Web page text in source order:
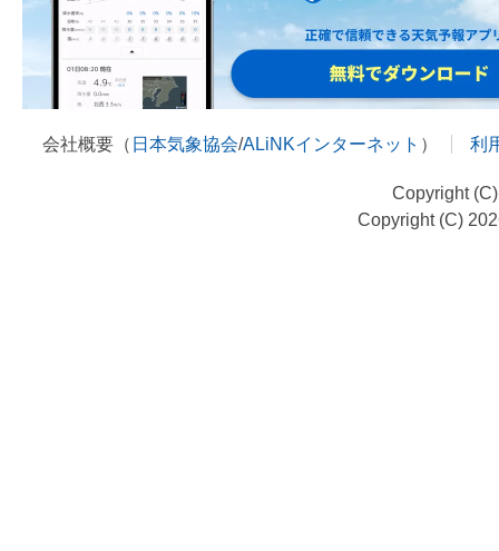
会社概要（ 日本気象協会/ALiNKインターネット ） 利
Copyright
Copyright (C)